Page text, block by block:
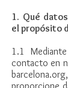
1. Qué
el propósito
1.1
contacto en